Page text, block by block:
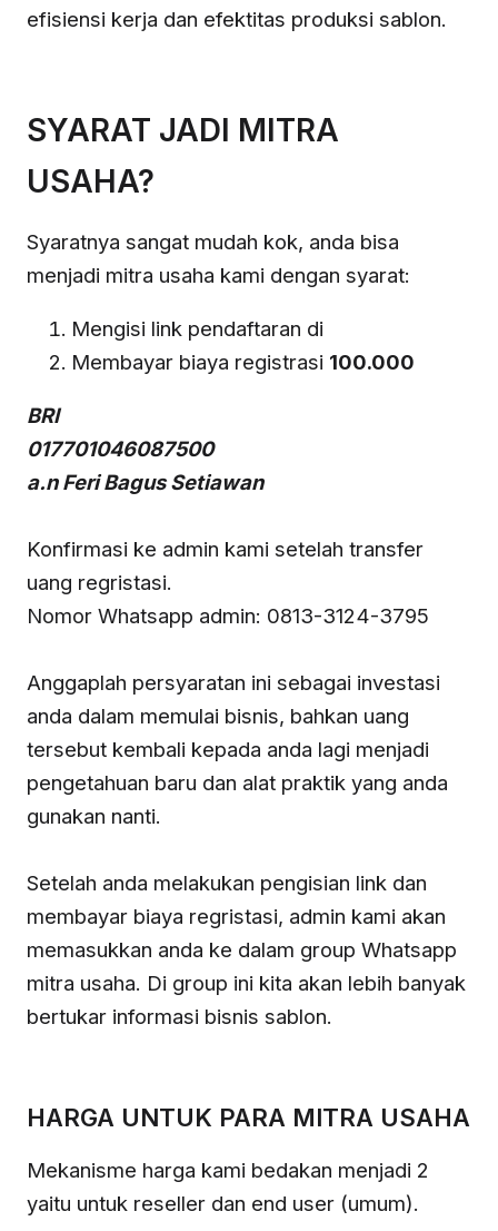
efisiensi kerja dan efektitas produksi sablon.
SYARAT JADI MITRA
USAHA?
Syaratnya sangat mudah kok, anda bisa
menjadi mitra usaha kami dengan syarat:
Mengisi link pendaftaran di
Membayar biaya registrasi 100.000
BRI
017701046087500
a.n Feri Bagus Setiawan
Konfirmasi ke admin kami setelah transfer
uang regristasi.
Nomor Whatsapp admin: 0813-3124-3795
Anggaplah persyaratan ini sebagai investasi
anda dalam memulai bisnis, bahkan uang
tersebut kembali kepada anda lagi menjadi
pengetahuan baru dan alat praktik yang anda
gunakan nanti.
Setelah anda melakukan pengisian link dan
membayar biaya regristasi, admin kami akan
memasukkan anda ke dalam group Whatsapp
mitra usaha. Di group ini kita akan lebih banyak
bertukar informasi bisnis sablon.
HARGA UNTUK PARA MITRA USAHA
Mekanisme harga kami bedakan menjadi 2
yaitu untuk reseller dan end user (umum).